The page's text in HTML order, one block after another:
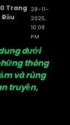
Trang
Đầu
28-11-
2025,
10:08
PM
dưới
thông
và rùng
truyền,